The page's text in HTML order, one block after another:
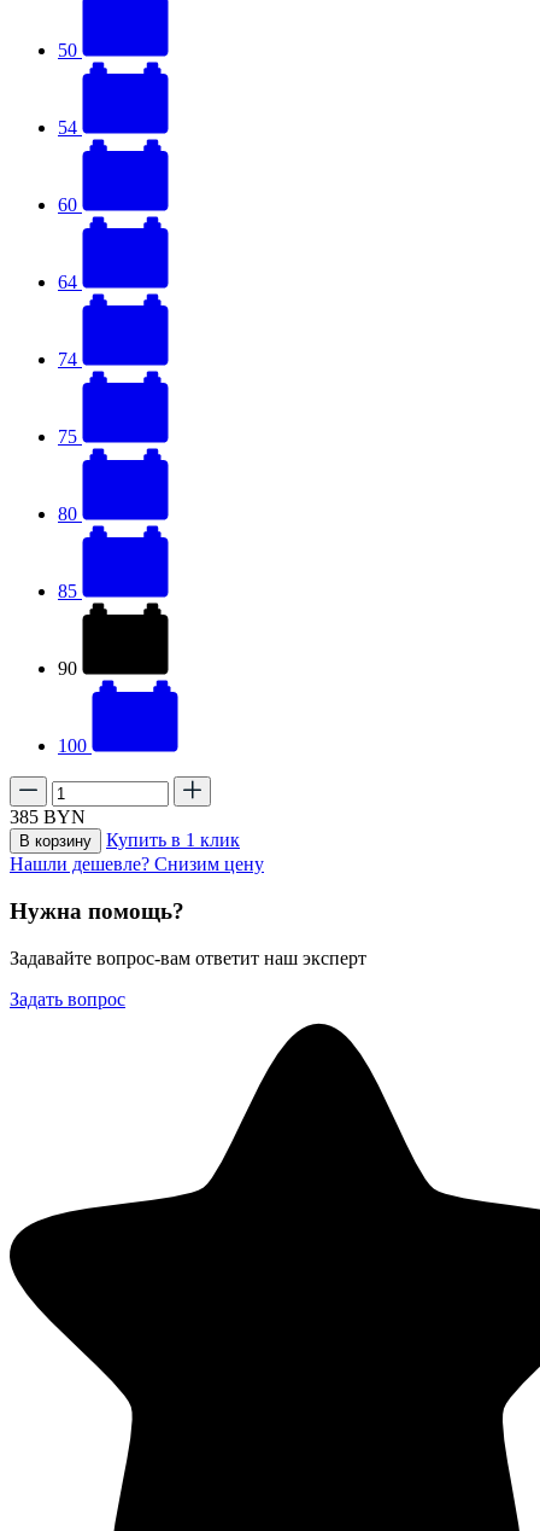
50
54
60
64
74
75
80
85
90
100
385 BYN
В корзину
Купить в 1 клик
Нашли дешевле? Снизим цену
Нужна помощь?
Задавайте вопрос-вам ответит наш эксперт
Задать вопрос